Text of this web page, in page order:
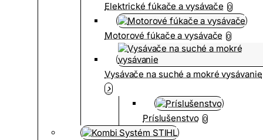
Elektrické fúkače a vysávače 0
Motorové fúkače a vysávače 0
Vysávače na suché a mokré vysávanie
Príslušenstvo 0